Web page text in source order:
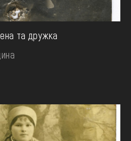
та дружка